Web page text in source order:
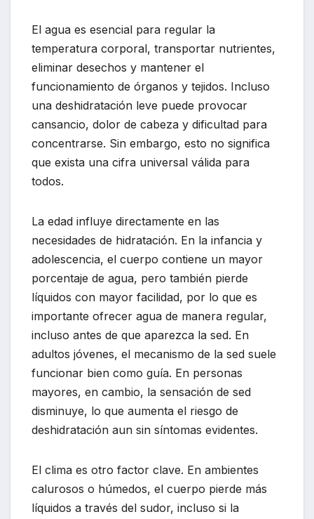
El agua es esencial para regular la
temperatura corporal, transportar nutrientes,
eliminar desechos y mantener el
funcionamiento de órganos y tejidos. Incluso
una deshidratación leve puede provocar
cansancio, dolor de cabeza y dificultad para
concentrarse. Sin embargo, esto no significa
que exista una cifra universal válida para
todos.
La edad influye directamente en las
necesidades de hidratación. En la infancia y
adolescencia, el cuerpo contiene un mayor
porcentaje de agua, pero también pierde
líquidos con mayor facilidad, por lo que es
importante ofrecer agua de manera regular,
incluso antes de que aparezca la sed. En
adultos jóvenes, el mecanismo de la sed suele
funcionar bien como guía. En personas
mayores, en cambio, la sensación de sed
disminuye, lo que aumenta el riesgo de
deshidratación aun sin síntomas evidentes.
El clima es otro factor clave. En ambientes
calurosos o húmedos, el cuerpo pierde más
líquidos a través del sudor, incluso si la